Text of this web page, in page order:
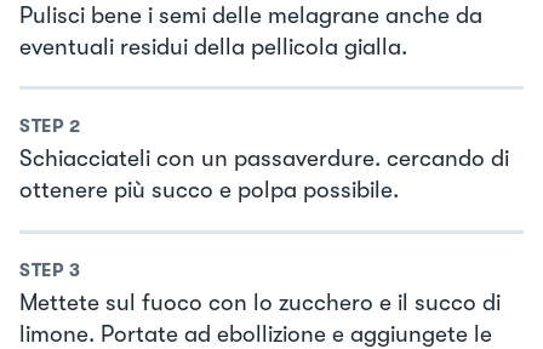
Pulisci bene i semi delle melagrane anche da
eventuali residui della pellicola gialla.
STEP 2
Schiacciateli con un passaverdure. cercando di
ottenere più succo e polpa possibile.
STEP 3
Mettete sul fuoco con lo zucchero e il succo di
limone. Portate ad ebollizione e aggiungete le